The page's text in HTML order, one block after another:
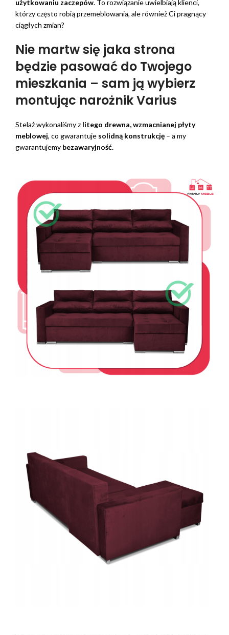
użytkowaniu zaczepów. To rozwiązanie uwielbiają klienci,
którzy często robią przemeblowania, ale również Ci pragnący
ciągłych zmian?
Nie martw się jaka strona
będzie pasować do Twojego
mieszkania – sam ją wybierz
montując narożnik Varius
Stelaż wykonaliśmy z litego drewna, wzmacnianej płyty
meblowej, co gwarantuje solidną konstrukcję – a my
gwarantujemy bezawaryjność.